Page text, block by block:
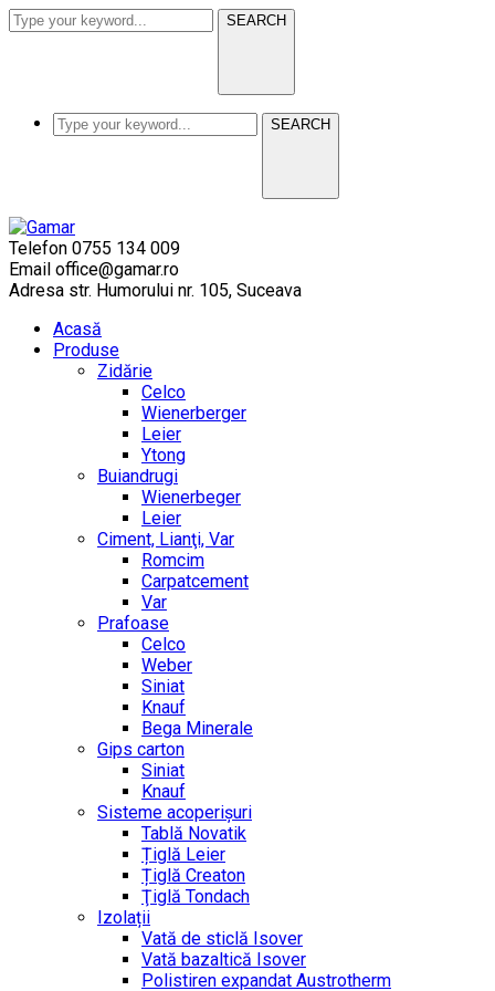
SEARCH
SEARCH
Telefon 0755 134 009
Email office@gamar.ro
Adresa str. Humorului nr. 105, Suceava
Acasă
Produse
Zidărie
Celco
Wienerberger
Leier
Ytong
Buiandrugi
Wienerbeger
Leier
Ciment, Lianţi, Var
Romcim
Carpatcement
Var
Prafoase
Celco
Weber
Siniat
Knauf
Bega Minerale
Gips carton
Siniat
Knauf
Sisteme acoperișuri
Tablă Novatik
Țiglă Leier
Țiglă Creaton
Ţiglă Tondach
Izolații
Vată de sticlă Isover
Vată bazaltică Isover
Polistiren expandat Austrotherm